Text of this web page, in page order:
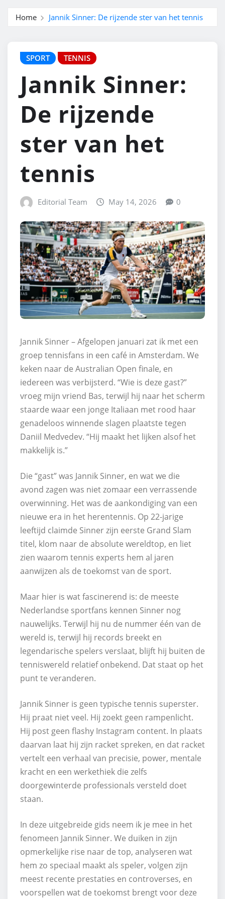
Home Jannik Sinner: De rijzende ster van het tennis
SPORT TENNIS
Jannik Sinner:
De rijzende
ster van het
tennis
Editorial Team May 14, 2026 0
Jannik Sinner – Afgelopen januari zat ik met een
groep tennisfans in een café in Amsterdam. We
keken naar de Australian Open finale, en
iedereen was verbijsterd. “Wie is deze gast?”
vroeg mijn vriend Bas, terwijl hij naar het scherm
staarde waar een jonge Italiaan met rood haar
genadeloos winnende slagen plaatste tegen
Daniil Medvedev. “Hij maakt het lijken alsof het
makkelijk is.”
Die “gast” was Jannik Sinner, en wat we die
avond zagen was niet zomaar een verrassende
overwinning. Het was de aankondiging van een
nieuwe era in het herentennis. Op 22-jarige
leeftijd claimde Sinner zijn eerste Grand Slam
titel, klom naar de absolute wereldtop, en liet
zien waarom tennis experts hem al jaren
aanwijzen als de toekomst van de sport.
Maar hier is wat fascinerend is: de meeste
Nederlandse sportfans kennen Sinner nog
nauwelijks. Terwijl hij nu de nummer één van de
wereld is, terwijl hij records breekt en
legendarische spelers verslaat, blijft hij buiten de
tenniswereld relatief onbekend. Dat staat op het
punt te veranderen.
Jannik Sinner is geen typische tennis superster.
Hij praat niet veel. Hij zoekt geen rampenlicht.
Hij post geen flashy Instagram content. In plaats
daarvan laat hij zijn racket spreken, en dat racket
vertelt een verhaal van precisie, power, mentale
kracht en een werkethiek die zelfs
doorgewinterde professionals versteld doet
staan.
In deze uitgebreide gids neem ik je mee in het
fenomeen Jannik Sinner. We duiken in zijn
opmerkelijke rise naar de top, analyseren wat
hem zo speciaal maakt als speler, volgen zijn
meest recente prestaties en controverses, en
voorspellen wat de toekomst brengt voor deze